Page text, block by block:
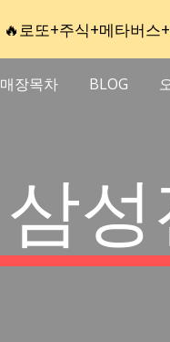
Skip to main content
🔥로또+주식+메타버
매장목차 BLOG
삼